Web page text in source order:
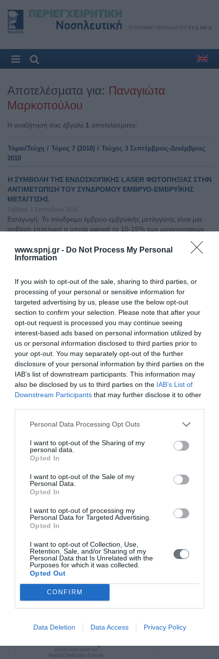
www.spnj.gr - Do Not Process My Personal
Information
If you wish to opt-out of the sale, sharing to third parties, or
processing of your personal or sensitive information for
targeted advertising by us, please use the below opt-out
section to confirm your selection. Please note that after your
opt-out request is processed you may continue seeing
interest-based ads based on personal information utilized by
us or personal information disclosed to third parties prior to
your opt-out. You may separately opt-out of the further
disclosure of your personal information by third parties on the
IAB’s list of downstream participants. This information may
also be disclosed by us to third parties on the IAB’s List of
Downstream Participants that may further disclose it to other
Personal Data Processing Opt Outs
I want to opt-out of the Sharing of my
personal data.
Opted In
I want to opt-out of the Sale of my
Personal Data.
Opted In
I want to opt-out of processing my
Personal Data for Targeted Advertising.
Opted In
I want to opt-out of Collection, Use,
Retention, Sale, and/or Sharing of my
Personal Data that Is Unrelated with the
Purposes for which it was collected.
Opted Out
CONFIRM
Data Deletion Data Access Privacy Policy
Αποτελέσματα για: Παναγιώτα
Μαρκοπούλου
Η αναζήτησή σας έβγαλε 1 αποτελέσματα:
Τόμοι/Τεύχη / Τόμος 7 (2018) / Τεύχος 3 Σεπτέμβριος-Δεκέμβριος
2018
H ΣΥΜΒΟΛΗ ΤΗΣ ΕΝΔΟΣΚΟΠΙΚΗΣ LASER ΦΩΤΟΠΗΞΙΑΣ ΣΤΗΝ
ΑΝΤΙΜΕΤΩΠΙΣΗ ΤΟΥ ΣΥΝΔΡΟΜΟΥ ΕΜΒΡΥΟ-ΕΜΒΡΥΪΚΗΣ
ΜΕΤΑΓΓΙΣΗΣ
Σάββατο, 1 Σεπτεμβρίου 2018
Εισαγωγή: Το σύνδρομο έμβρυο-εμβρυϊκής μετάγγισης είναι μια
σοβαρή επιπλοκή η οποία αφορά το 10-15% των μονοχοριακών
μιας προοδευτικά εμφανιζόμενης και χρόνιας ανισορροπίας της
επικοινωνίας των πλακουντιακών αναστομώσεων, με αποτέλεσμα
«μετάγγιση» αίματος από το έμβρυο-δότη προς
Αρχική
Καλωσόρισμα
Συντακτική Επιτροπή
Οδηγίες για συγγραφείς
Εθνική Αναγνώριση
Τόμοι/Τεύχη
Συγγραφείς
Ευρετήριο όρων
Σύνδεσμοι
Επικοινωνία